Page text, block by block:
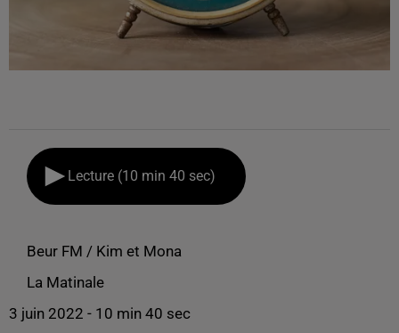
Lecture (10 min 40 sec)
Beur FM / Kim et Mona
La Matinale
3 juin 2022 - 10 min 40 sec